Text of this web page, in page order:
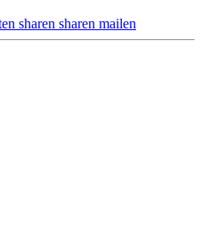
sharen sharen mailen